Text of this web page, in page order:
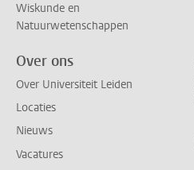
Wiskunde en
Natuurwetenschappen
Over ons
Over Universiteit Leiden
Locaties
Nieuws
Vacatures